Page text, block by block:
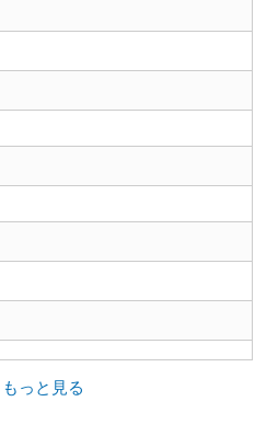
もっと見る